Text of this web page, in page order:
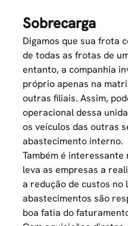
Sobrecarga
Digamos que sua frota
de todas as frotas de
entanto, a companhia
próprio apenas na
outras filiais. Assim,
operacional dessa
os veículos das outras
abastecimento interno.
Também é
leva as empresas a
a redução de custos no
abastecimentos são
boa fatia do